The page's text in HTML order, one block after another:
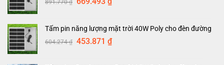
891.770₫
891.770 ₫.
là:
669.493 ₫.
Tấm pin năng lượng mặt trời 40W Poly cho đèn đường
604.274₫ Giá
453.871 ₫Giá